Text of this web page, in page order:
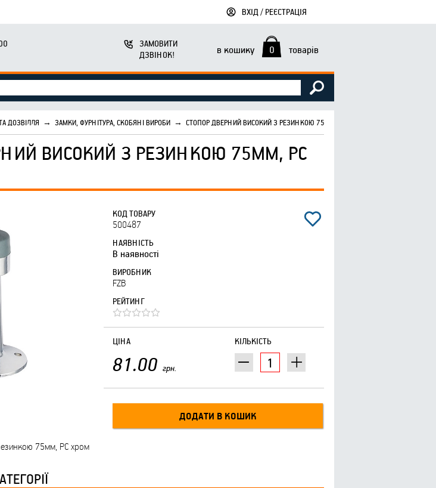
ВХІД / РЕЄСТРАЦІЯ
ЗАМОВИТИ
ДЗВІНОК!
в кошику 0 товарів
ДОЗВІЛЛЯ → ЗАМКИ, ФУРНІТУРА, СКОБЯНІ ВИРОБИ → СТОПОР ДВЕРНИЙ ВИСОКИЙ З РЕЗИНКОЮ 75ММ, PC ХРОМ
ВИСОКИЙ З РЕЗИНКОЮ 75ММ, PC
КОД ТОВАРУ
500487
НАЯВНІСТЬ
В наявності
ВИРОБНИК
FZB
РЕЙТИНГ
КІЛЬКІСТЬ
ЦІНА
81.00 грн.
75мм, PC хром